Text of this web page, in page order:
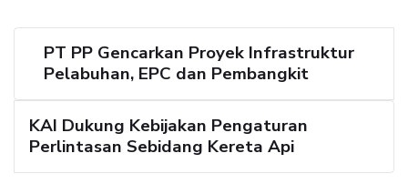
PT PP Gencarkan Proyek Infrastruktur
Pelabuhan, EPC dan Pembangkit
KAI Dukung Kebijakan Pengaturan
Perlintasan Sebidang Kereta Api